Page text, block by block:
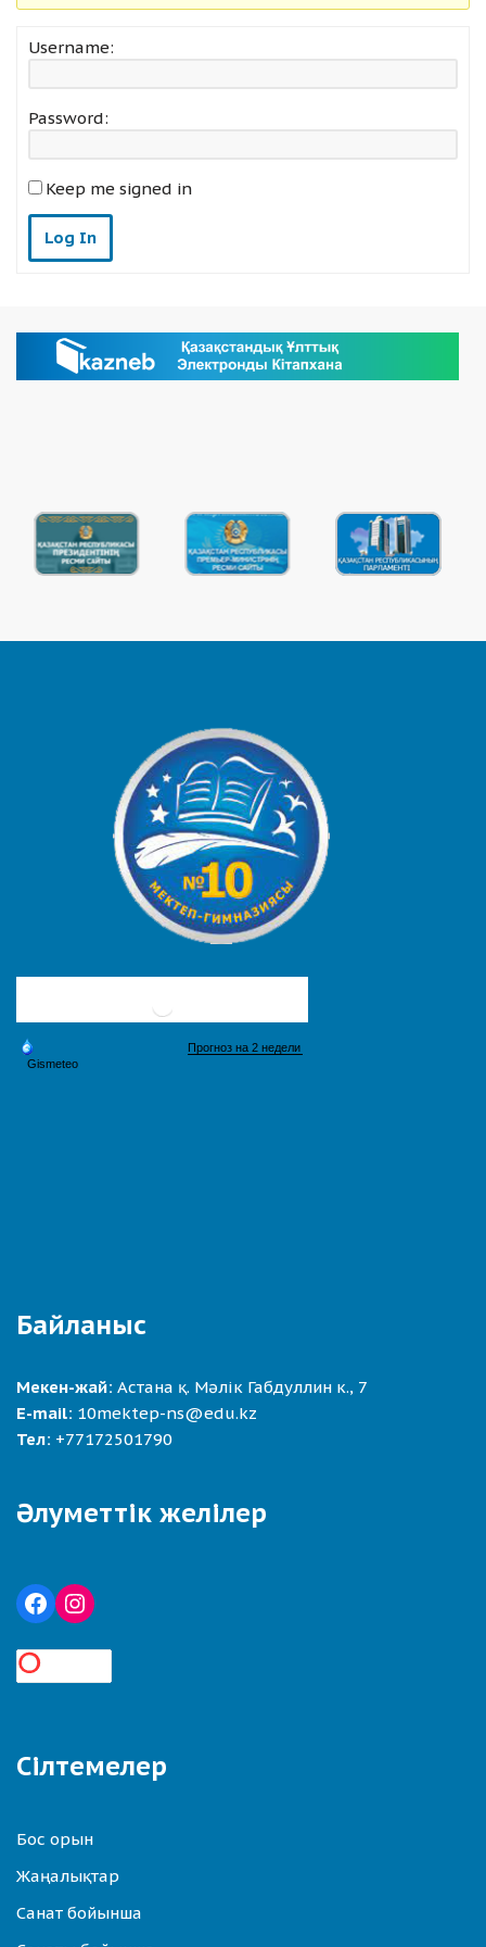
Username:
Password:
Keep me signed in
Log In
Байланыс
Мекен-жай: Астана қ. Мәлік Габдуллин к., 7
E-mail: 10mektep-ns@edu.kz
Тел: +77172501790
Әлуметтік желілер
Сілтемелер
Бос орын
Жаңалықтар
Санат бойынша